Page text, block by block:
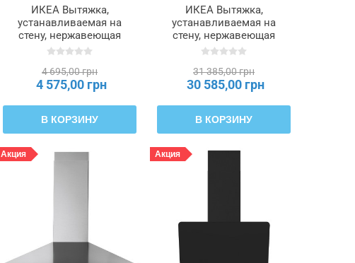
ИКЕА Вытяжка,
устанавливаемая на
стену, нержавеющая
сталь, 60 см LAGAN
4 695,00 грн
4 575,00 грн
В КОРЗИНУ
ИКЕА Вытяжка,
устанавливаемая на
стену, нержавеющая
сталь, 80 см FÖLJANDE
205.217.06
31 385,00 грн
30 585,00 грн
В КОРЗИНУ
Акция Акция